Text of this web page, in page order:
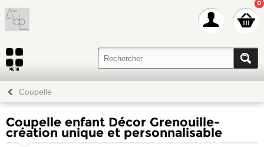
0
Coupelle
Coupelle enfant Décor Grenouille-
création unique et personnalisable